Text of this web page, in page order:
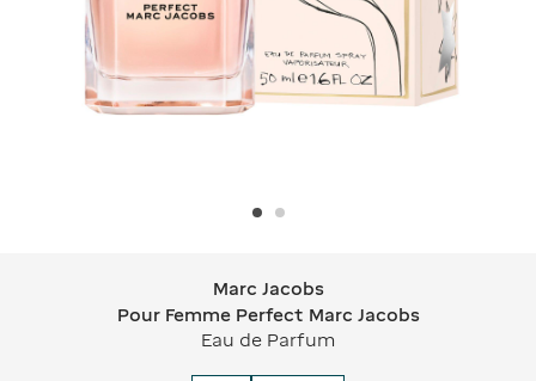
Marc Jacobs Pour Femme Perfect
Marc Jacobs
Pour Femme Perfect Marc Jacobs
Eau de Parfum